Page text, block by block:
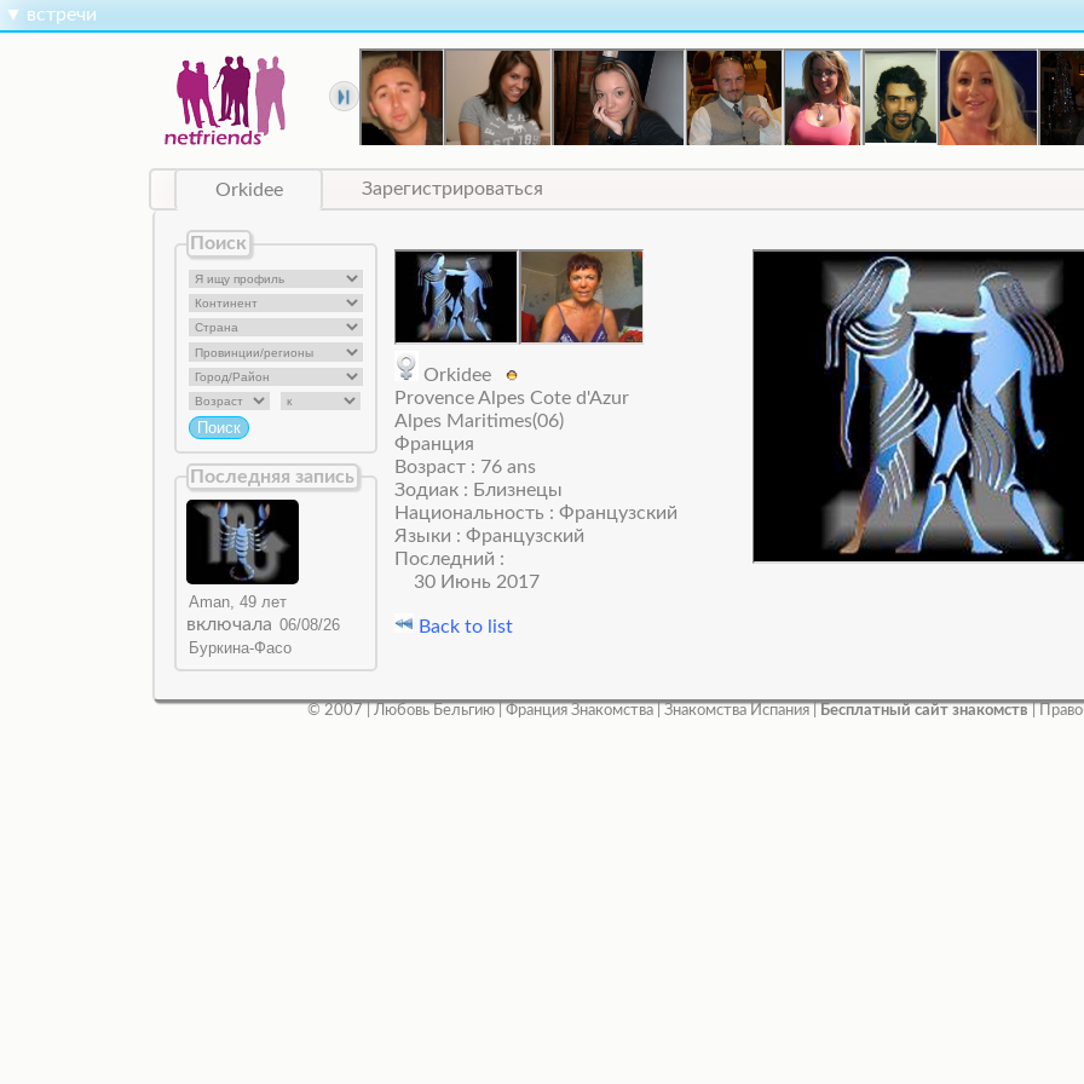
▼ встречи
Orkidee Зарегистрироваться
Поиск
Последняя запись
включала
Orkidee
Provence Alpes Cote d'Azur
Alpes Maritimes(06)
Франция
Возраст : 76 ans
Зодиак : Близнецы
Национальность : Французский
Языки : Французский
Последний :
30 Июнь 2017
Back to list
© 2007 | Любовь Бельгию Франция Знакомства Знакомства Испания Бесплатный сайт знакомств